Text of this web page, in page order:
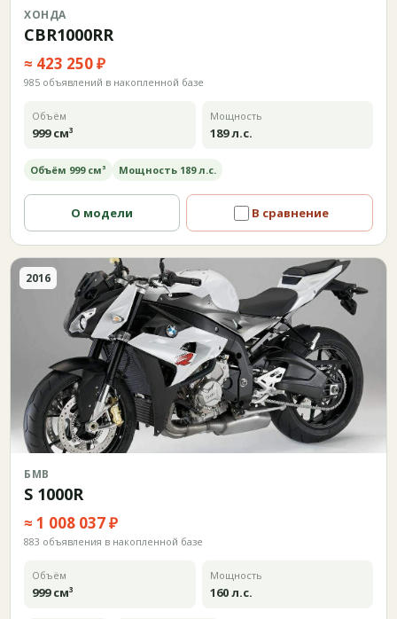
ХОНДА
CBR1000RR
≈ 423 250 ₽
985 объявлений в накопленной базе
Объём
999 см³
Мощность
189 л.с.
Объём 999 см³ Мощность 189 л.с.
О модели В сравнение
2016
БМВ
S 1000R
≈ 1 008 037 ₽
883 объявления в накопленной базе
Объём
999 см³
Мощность
160 л.с.